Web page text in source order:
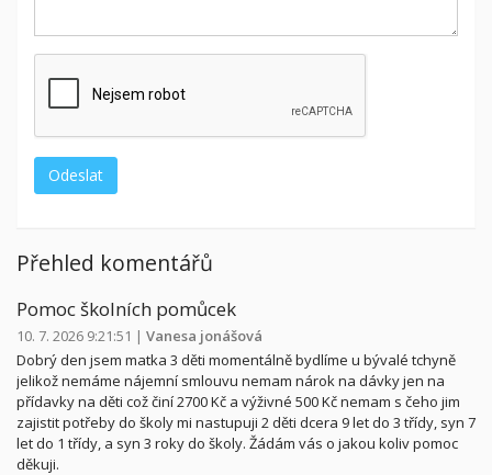
Přehled komentářů
Pomoc školních pomůcek
10. 7. 2026 9:21:51 | Vanesa jonášová
Dobrý den jsem matka 3 děti momentálně bydlíme u bývalé tchyně
jelikož nemáme nájemní smlouvu nemam nárok na dávky jen na
přídavky na děti což činí 2700 Kč a výživné 500 Kč nemam s čeho jim
zajistit potřeby do školy mi nastupuji 2 děti dcera 9 let do 3 třídy, syn 7
let do 1 třídy, a syn 3 roky do školy. Žádám vás o jakou koliv pomoc
děkuji.